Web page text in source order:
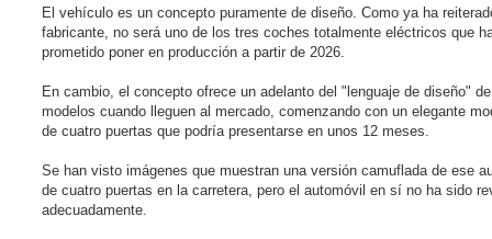
El vehículo es un concepto puramente de diseño. Como ya ha
fabricante, no será uno de los tres coches totalmente eléctricos que
prometido poner en producción a partir de 2026.
En cambio, el concepto ofrece un adelanto del "lenguaje de diseño"
modelos cuando lleguen al mercado, comenzando con un elegante
de cuatro puertas que podría presentarse en unos 12 meses.
Se han visto imágenes que muestran una versión camuflada de ese
de cuatro puertas en la carretera, pero el automóvil en sí no ha sido
adecuadamente.